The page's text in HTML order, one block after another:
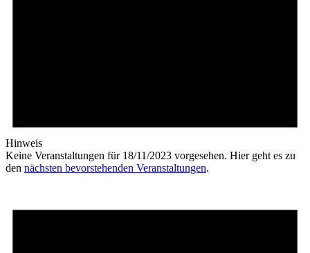
Hinweis
Keine Veranstaltungen für 18/11/2023 vorgesehen. Hier geht es zu
den nächsten bevorstehenden Veranstaltungen.